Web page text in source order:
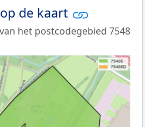
de kaart
het postcodegebied 7548